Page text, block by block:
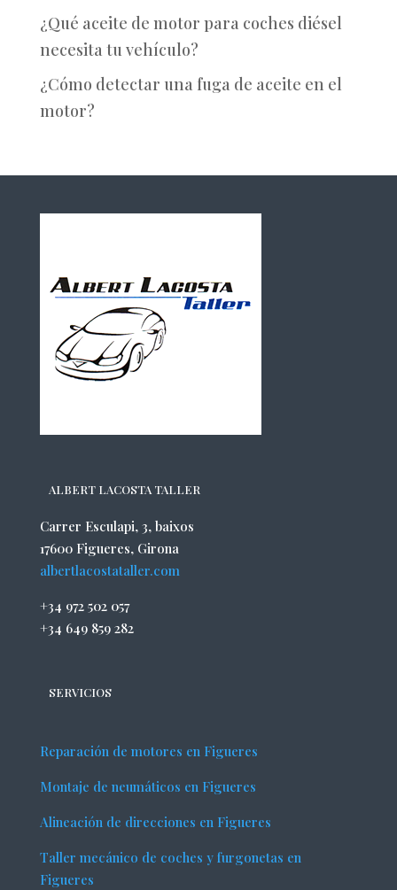
¿Qué aceite de motor para coches diésel
necesita tu vehículo?
¿Cómo detectar una fuga de aceite en el
motor?
ALBERT LACOSTA TALLER
Carrer Esculapi, 3, baixos
17600 Figueres, Girona
albertlacostataller.com
+34 972 502 057
+34 649 859 282
SERVICIOS
Reparación de motores en Figueres
Montaje de neumáticos en Figueres
Alineación de direcciones en Figueres
Taller mecánico de coches y furgonetas en
Figueres